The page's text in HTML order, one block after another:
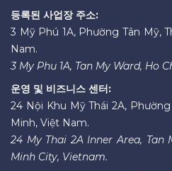
등록된 사업장 주소:
3 Mỹ Phú 1A, Phường Tân Mỹ,
Nam.
3 My Phu 1A, Tan My Ward, Ho
운영 및 비즈니스 센터:
24 Nội Khu Mỹ Thái 2A,
Minh, Việt Nam.
24 My Thai 2A Inner Area, Tan
Minh City, Vietnam.